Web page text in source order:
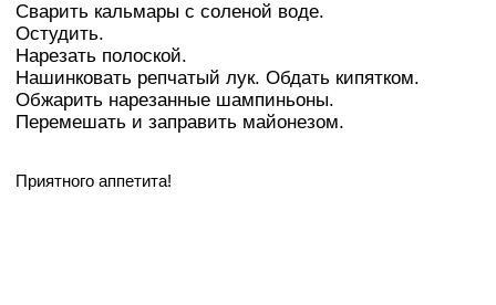
Сварить кальмары с соленой воде.
Остудить.
Нарезать полоской.
Нашинковать репчатый лук. Обдать кипятком.
Обжарить нарезанные шампиньоны.
Перемешать и заправить майонезом.
Приятного аппетита!